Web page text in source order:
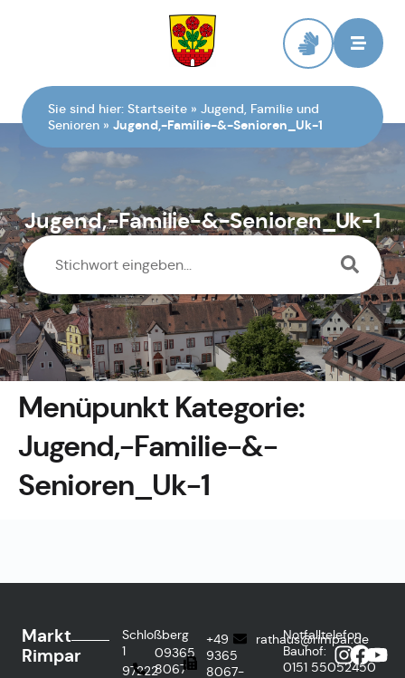
Sie sind hier: Startseite » Jugend, Familie und
Senioren » Jugend,-Familie-&-Senioren_Uk-1
Jugend,-Familie-&-Senioren_Uk-1
Menüpunkt Kategorie:
Jugend,-Familie-&-
Senioren_Uk-1
Markt
Rimpar
Schloßberg
1
97222
09365
8067-
+49
9365
8067-
rathaus@rimpar.de
Notfalltelefon
Bauhof:
0151 55052450